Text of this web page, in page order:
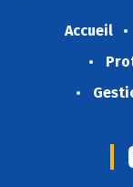
Accueil